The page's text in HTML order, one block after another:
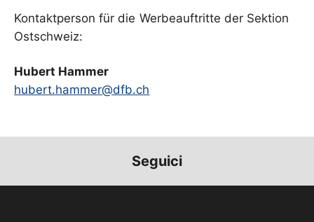
Kontaktperson für die Werbeauftritte der Sektion
Ostschweiz:
Hubert Hammer
hubert.hammer@dfb.ch
Seguici